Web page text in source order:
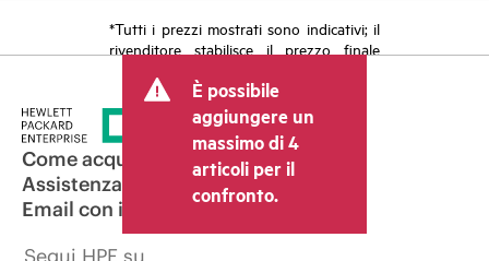
*Tutti i prezzi mostrati sono indicativi; il
rivenditore stabilisce il prezzo finale
costi, come le imposte sulla vendita/IVA
e le spese di spedizione. Il prezzo della
transazione stabilito dal rivenditore può
variare rispetto a quello di altri
rivenditori e al prezzo indicativo
mostrato. I prezzi indicativi possono
includere offerte promozionali a tempo
limitato. HPE si riserva il diritto di
applicare adeguamenti dei prezzi in
È possibile
aggiungere un
massimo di 4
articoli per il
confronto.
Come acquistare
Assistenza per i prodotti
Email con il commerciale